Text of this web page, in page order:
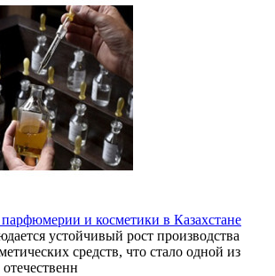
парфюмерии и косметики в Казахстане
устойчивый рост производства
средств, что стало одной из